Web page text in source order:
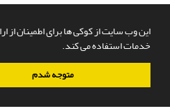
این وب سایت از کوکی ها برای اطمینان از
خدمات استفاده می کند.
متوجه شدم
سامانه مدیریت نشریات علمی.طراحی و